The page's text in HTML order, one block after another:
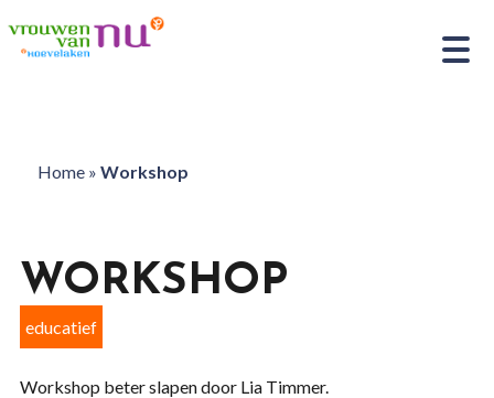
Home» Workshop
WORKSHOP
educatief
Workshop beter slapen door Lia Timmer.